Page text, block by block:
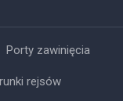
Porty zawinięcia
rejsów